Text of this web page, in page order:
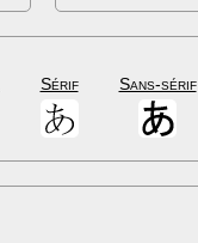
Sérif Sans-sérif